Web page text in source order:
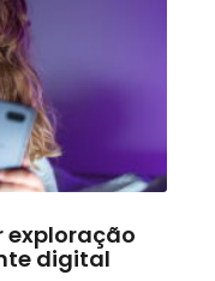
exploração
digital